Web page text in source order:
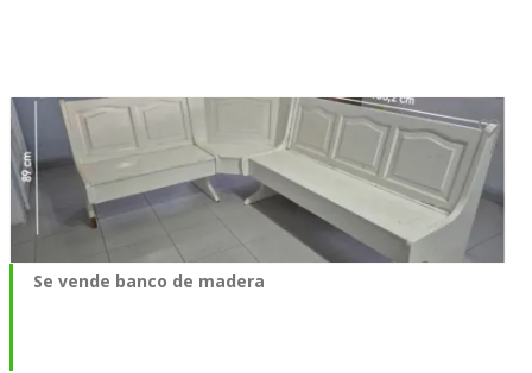
Se vende banco de madera